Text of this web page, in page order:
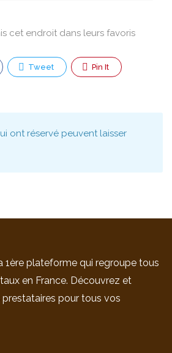
cet endroit dans leurs favoris
Tweet Pin It
ont réservé peuvent laisser
1ère plateforme qui regroupe tous
en France. Découvrez et
pour tous vos